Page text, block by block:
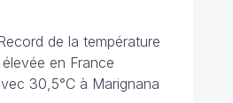
de la température
en France
30,5°C à Marignana